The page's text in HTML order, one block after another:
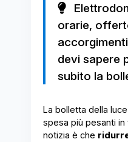
orarie,
devi sapere
subito la
La bolletta della
spesa più pesanti in
notizia è che